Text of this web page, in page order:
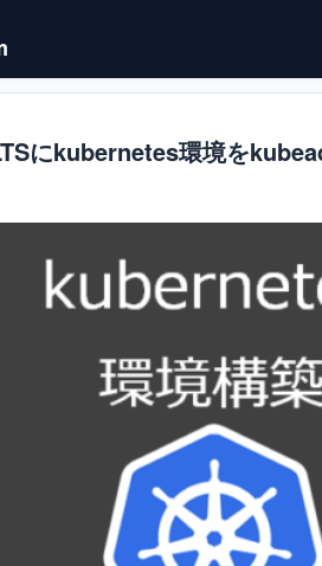
にkubernetes環境を